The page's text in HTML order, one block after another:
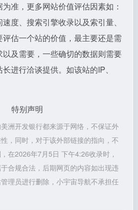
准，更多网站价值评估因素如：
度、搜索引擎收录以及索引量、
估一个站的价值，最主要还是需
及需要，一些确切的数据则需要
进行洽谈提供。如该站的IP、
特别声明
洲开发银行都来源于网络，不保证外
，同时，对于该外部链接的指向，不
在2026年7月5日 下午4:26收录时，
合规合法，后期网页的内容如出现违
理员进行删除，小宇宙导航不承担任